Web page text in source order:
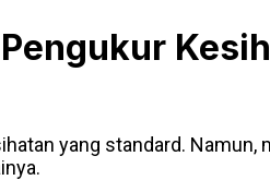
yang standard.